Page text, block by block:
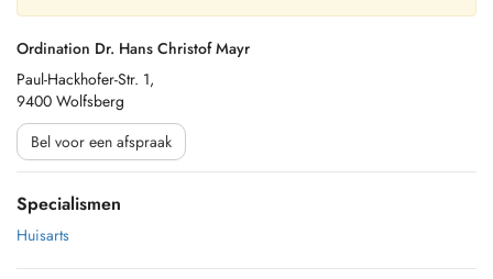
Ordination Dr. Hans Christof Mayr
Paul-Hackhofer-Str. 1,
9400 Wolfsberg
Bel voor een afspraak
Specialismen
Huisarts